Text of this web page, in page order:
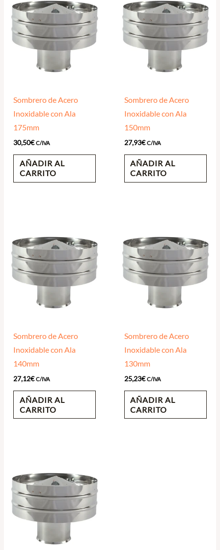
Sombrero de Acero
Inoxidable con Ala
175mm
30,50€ C/IVA
AÑADIR AL
CARRITO
Sombrero de Acero
Inoxidable con Ala
150mm
27,93€ C/IVA
AÑADIR AL
CARRITO
Sombrero de Acero
Inoxidable con Ala
140mm
27,12€ C/IVA
AÑADIR AL
CARRITO
Sombrero de Acero
Inoxidable con Ala
130mm
25,23€ C/IVA
AÑADIR AL
CARRITO